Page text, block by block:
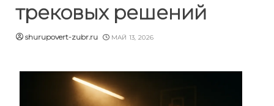
трековых решений
shurupovert-zubr.ru МАЙ 13, 2026